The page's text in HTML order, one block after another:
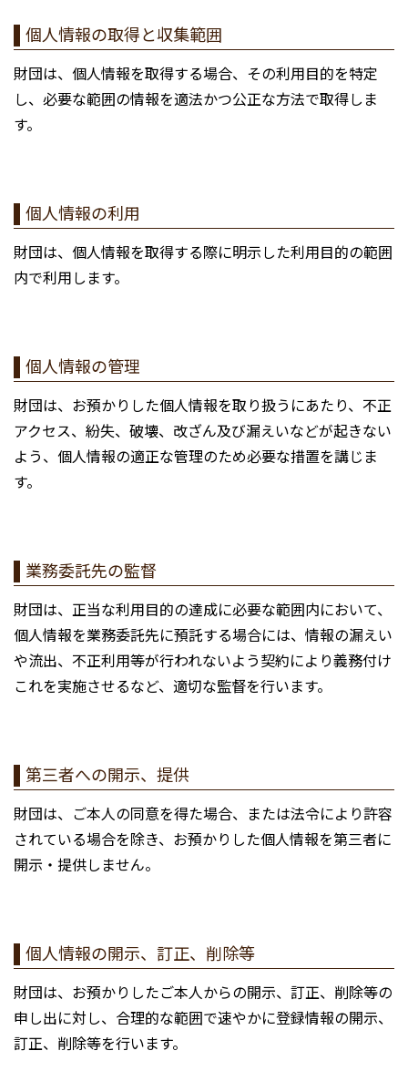
個人情報の取得と収集範囲
財団は、個人情報を取得する場合、その利用目的を特定
し、必要な範囲の情報を適法かつ公正な方法で取得しま
す。
個人情報の利用
財団は、個人情報を取得する際に明示した利用目的の範囲
内で利用します。
個人情報の管理
財団は、お預かりした個人情報を取り扱うにあたり、不正
アクセス、紛失、破壊、改ざん及び漏えいなどが起きない
よう、個人情報の適正な管理のため必要な措置を講じま
す。
業務委託先の監督
財団は、正当な利用目的の達成に必要な範囲内において、
個人情報を業務委託先に預託する場合には、情報の漏えい
や流出、不正利用等が行われないよう契約により義務付け
これを実施させるなど、適切な監督を行います。
第三者への開示、提供
財団は、ご本人の同意を得た場合、または法令により許容
されている場合を除き、お預かりした個人情報を第三者に
開示・提供しません。
個人情報の開示、訂正、削除等
財団は、お預かりしたご本人からの開示、訂正、削除等の
申し出に対し、合理的な範囲で速やかに登録情報の開示、
訂正、削除等を行います。